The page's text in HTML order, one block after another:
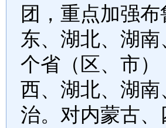
团，重点加强
东、湖北、湖
个省（区、市
西、湖北、湖
治。对内蒙古